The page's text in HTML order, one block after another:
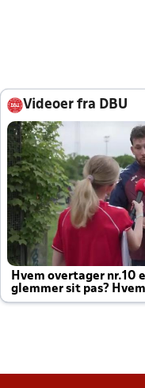
Videoer fra DBU
Hvem overtager nr.10
glemmer sit pas?
altid til efter kampe?